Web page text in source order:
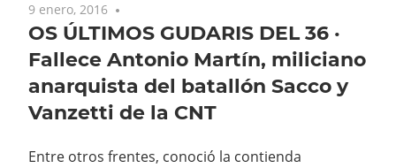
9 enero, 2016
OS ÚLTIMOS GUDARIS DEL 36 ·
Fallece Antonio Martín, miliciano
anarquista del batallón Sacco y
Vanzetti de la CNT
Entre otros frentes, conoció la contienda